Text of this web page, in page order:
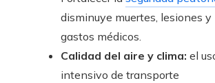
disminuye muertes, lesiones y
gastos médicos.
Calidad del aire y clima: el
intensivo de transporte